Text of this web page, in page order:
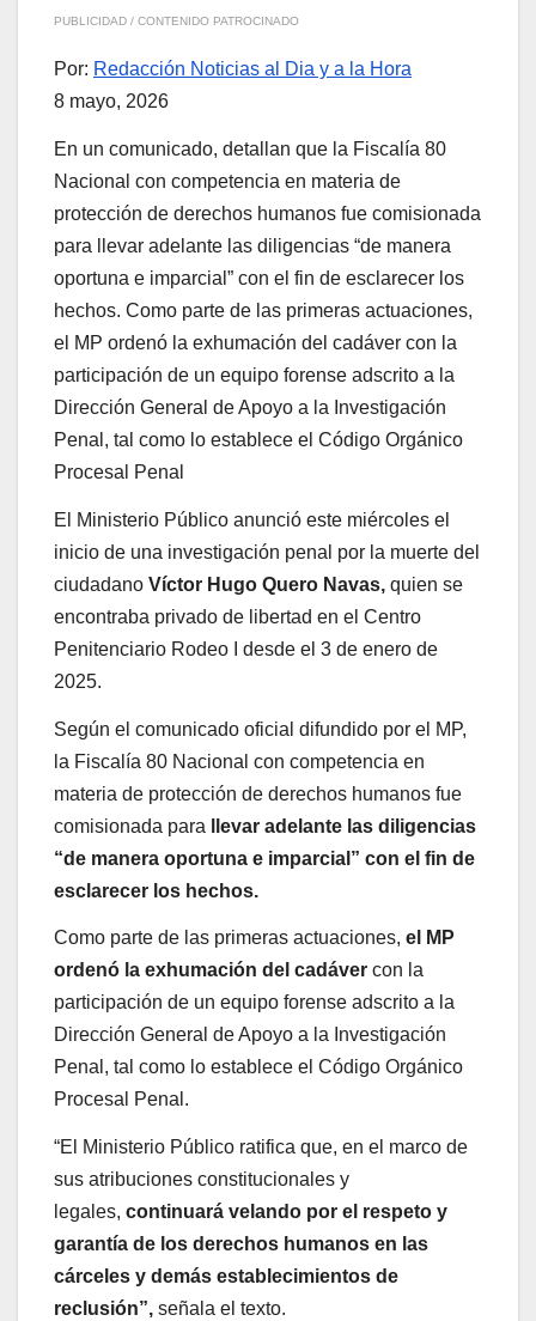
PUBLICIDAD / CONTENIDO PATROCINADO
Por: Redacción Noticias al Dia y a la Hora
8 mayo, 2026
En un comunicado, detallan que la Fiscalía 80
Nacional con competencia en materia de
protección de derechos humanos fue comisionada
para llevar adelante las diligencias “de manera
oportuna e imparcial” con el fin de esclarecer los
hechos. Como parte de las primeras actuaciones,
el MP ordenó la exhumación del cadáver con la
participación de un equipo forense adscrito a la
Dirección General de Apoyo a la Investigación
Penal, tal como lo establece el Código Orgánico
Procesal Penal
El Ministerio Público anunció este miércoles el
inicio de una investigación penal por la muerte del
ciudadano Víctor Hugo Quero Navas, quien se
encontraba privado de libertad en el Centro
Penitenciario Rodeo I desde el 3 de enero de
2025.
Según el comunicado oficial difundido por el MP,
la Fiscalía 80 Nacional con competencia en
materia de protección de derechos humanos fue
comisionada para llevar adelante las diligencias
“de manera oportuna e imparcial” con el fin de
esclarecer los hechos.
Como parte de las primeras actuaciones, el MP
ordenó la exhumación del cadáver con la
participación de un equipo forense adscrito a la
Dirección General de Apoyo a la Investigación
Penal, tal como lo establece el Código Orgánico
Procesal Penal.
“El Ministerio Público ratifica que, en el marco de
sus atribuciones constitucionales y
legales, continuará velando por el respeto y
garantía de los derechos humanos en las
cárceles y demás establecimientos de
reclusión”, señala el texto.